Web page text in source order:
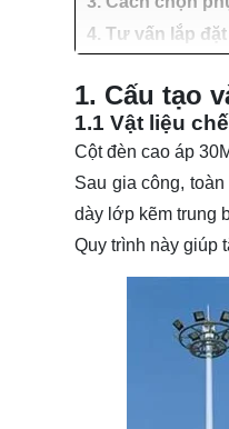
4. Tư vấn lắp
1. Cấu tạo
1.1 Vật liệu
Cột đèn cao áp
Sau gia công,
dày lớp kẽm trung
Quy trình này giúp